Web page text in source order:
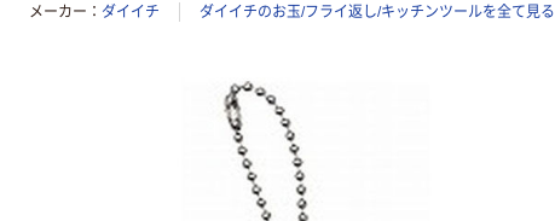
メーカー ダイイチ ダイイチのお玉/フライ返し/キッチンツールを全て見る